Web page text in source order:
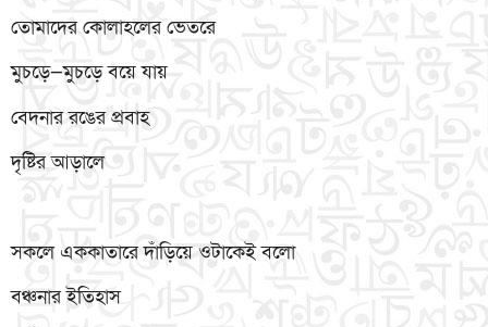
তোমাদের কোলাহলের ভেতরে
মুচড়ে—মুচড়ে বয়ে যায়
বেদনার রঙের প্রবাহ
দৃষ্টির আড়ালে
সকলে এককাতারে দাঁড়িয়ে ওটাকেই বলো
বঞ্চনার ইতিহাস